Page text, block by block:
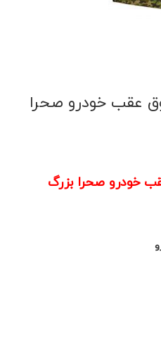
عقب خودرو صحرا
خودرو صحرا بزرگ